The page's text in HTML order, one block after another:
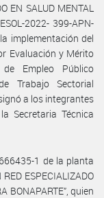
EN SALUD MENTAL
2022- 399-APN-
implementación del
Evaluación y Mérito
Empleo Público
Trabajo Sectorial
a los integrantes
Secretaria Técnica
1 de la planta
ESPECIALIZADO
BONAPARTE”, quien